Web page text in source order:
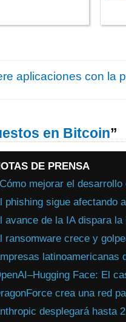
aplicaciones con la
en Bitcoin”
DE PRENSA
mejorar el
phishing sigue afectando
avance de la IA dispara
ransomware crece y
latinoamericanas
Face: El
crea una red
desplegará hasta